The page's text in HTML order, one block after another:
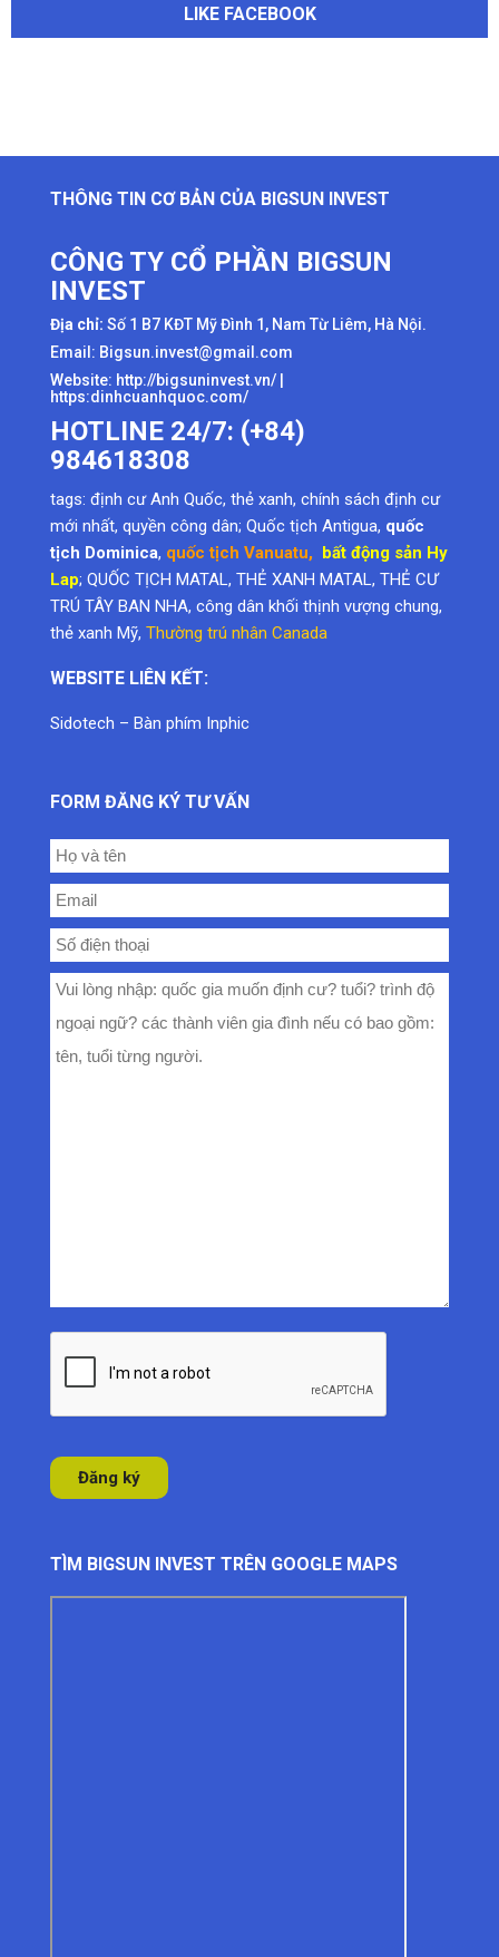
LIKE FACEBOOK
THÔNG TIN CƠ BẢN CỦA BIGSUN INVEST
CÔNG TY CỔ PHẦN BIGSUN
INVEST
Địa chỉ: Số 1 B7 KĐT Mỹ Đình 1, Nam Từ Liêm, Hà Nội.
Email: Bigsun.invest@gmail.com
Website: http://bigsuninvest.vn/
https:dinhcuanhquoc.com/
HOTLINE 24/7: (+84)
984618308
tags: định cư Anh Quốc, thẻ xanh, chính sách định cư
mới nhất, quyền công dân; Quốc tịch Antigua, quốc
tịch Dominica, quốc tịch Vanuatu, bất động sản Hy
Lap; QUỐC TỊCH MATAL, THẺ XANH MATAL, THẺ CƯ
TRÚ TÂY BAN NHA, công dân khối thịnh vượng chung,
thẻ xanh Mỹ, Thường trú nhân Canada
WEBSITE LIÊN KẾT:
Sidotech – Bàn phím Inphic
FORM ĐĂNG KÝ TƯ VẤN
TÌM BIGSUN INVEST TRÊN GOOGLE MAPS